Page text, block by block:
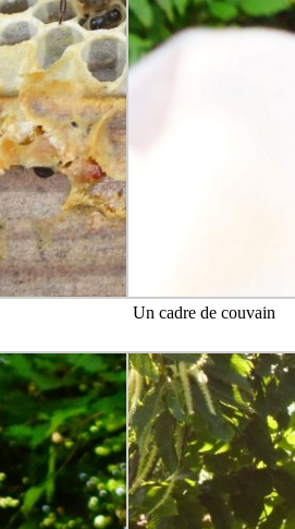
Un cadre de couvain